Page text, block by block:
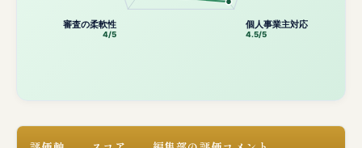
個人事業主対応
4.5/5
審査の柔軟性
4/5